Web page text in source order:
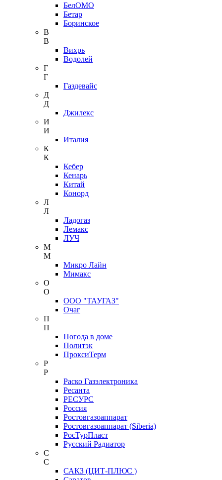
БелОМО
Бетар
Боринское
В
В
Вихрь
Водолей
Г
Г
Газдевайс
Д
Д
Джилекс
И
И
Италия
К
К
Кебер
Кенарь
Китай
Конорд
Л
Л
Ладогаз
Лемакс
ЛУЧ
М
М
Микро Лайн
Мимакс
О
О
ООО "ТАУГАЗ"
Очаг
П
П
Погода в доме
Политэк
ПроксиТерм
Р
Р
Раско Газэлектроника
Ресанта
РЕСУРС
Россия
Ростовгазоаппарат
Ростовгазоаппарат (Siberia)
РосТурПласт
Русский Радиатор
С
С
САКЗ (ЦИТ-ПЛЮС )